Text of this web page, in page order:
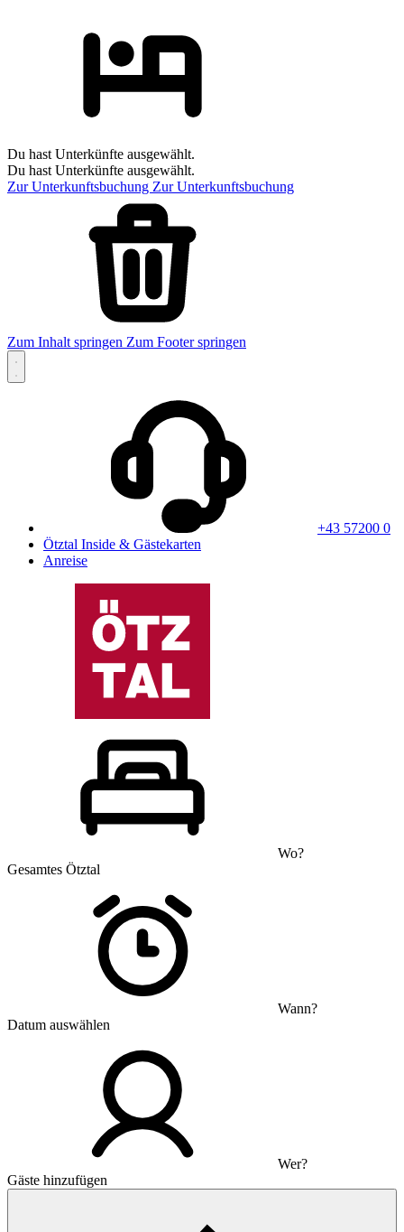
Du hast Unterkünfte ausgewählt.
Du hast Unterkünfte ausgewählt.
Zur Unterkunftsbuchung Zur Unterkunftsbuchung
Zum Inhalt springen Zum Footer springen
+43 57200 0
Ötztal Inside & Gästekarten
Anreise
Wo?
Gesamtes Ötztal
Wann?
Datum auswählen
Wer?
Gäste hinzufügen